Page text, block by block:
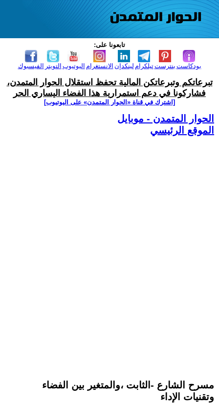
تابعونا على:
الفيسبوك التويتر اليوتيوب الانستغرام لينكدإن تيلكرامبنترست بودكاست
تبرعاتكم وتبرعاتكن المالية تحفظ استقلال الحوار المتمدن،
فشاركونا في دعم استمرارية هذا الفضاء اليساري الحر
[اشترك في قناة ‫«الحوار المتمدن» على اليوتيوب]
الحوار المتمدن - موبايل
الموقع الرئيسي
مسرح الشارع -الثابت ،والمتغير بين الفضاء
وتقنيات الإداء